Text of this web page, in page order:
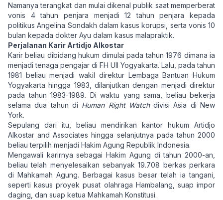
Namanya terangkat dan mulai dikenal publik saat memperberat
vonis 4 tahun penjara menjadi 12 tahun penjara kepada
politikus Angelina Sondakh dalam kasus korupsi, serta vonis 10
bulan kepada dokter Ayu dalam kasus malapraktik.
Perjalanan Karir Artidjo Alkostar
Karir beliau dibidang hukum dimulai pada tahun 1976 dimana ia
menjadi tenaga pengajar di FH UII Yogyakarta. Lalu, pada tahun
1981 beliau menjadi wakil direktur Lembaga Bantuan Hukum
Yogyakarta hingga 1983, dilanjutkan dengan menjadi direktur
pada tahun 1983-1989. Di waktu yang sama, beliau bekerja
selama dua tahun di Human Right Watchdivisi Asia di New
York.
Sepulang dari itu, beliau mendirikan kantor hukum Artidjo
Alkostar and Associates hingga selanjutnya pada tahun 2000
beliau terpilih menjadi Hakim Agung Republik Indonesia.
Mengawali karirnya sebagai Hakim Agung di tahun 2000-an,
beliau telah menyelesaikan sebanyak 19.708 berkas perkara
di Mahkamah Agung. Berbagai kasus besar telah ia tangani,
seperti kasus proyek pusat olahraga Hambalang, suap impor
daging, dan suap ketua Mahkamah Konstitusi.